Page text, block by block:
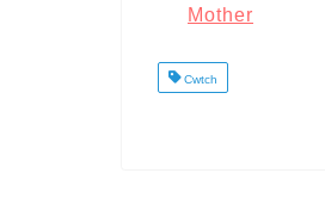
Mother
Cwtch